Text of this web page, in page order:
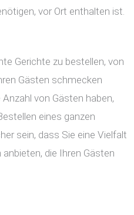
vor Ort enthalten ist.
Gerichte zu bestellen, von
Gästen schmecken
von Gästen haben,
eines ganzen
sein, dass Sie eine Vielfalt
die Ihren Gästen